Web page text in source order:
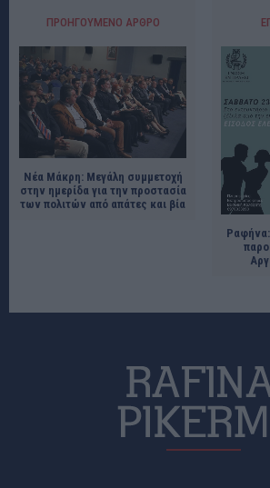
ΠΡΟΗΓΟΎΜΕΝΟ ΆΡΘΡΟ
Νέα Μάκρη: Μεγάλη συμμετοχή
στην ημερίδα για την προστασία
των πολιτών από απάτες και βία